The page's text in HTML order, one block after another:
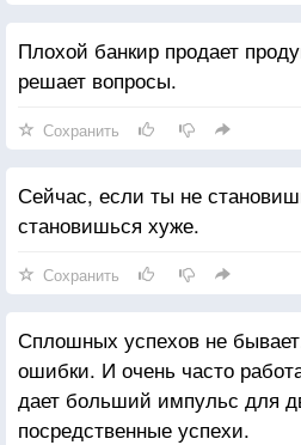
Плохой банкир продает
решает вопросы.
Сохранить
Сейчас, если ты не
становишься хуже.
Сохранить
Сплошных успехов не
ошибки. И очень часто
дает больший импульс для
посредственные успехи.